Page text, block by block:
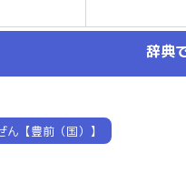
辞典
ん【豊前（国）】